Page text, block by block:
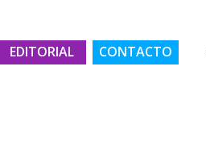
EDITORIAL CONTACTO